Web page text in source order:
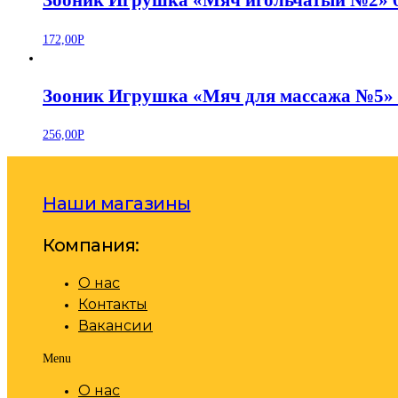
172,00Р
Зооник Игрушка «Мяч для массажа №5»
256,00Р
Наши магазины
Компания:
О нас
Контакты
Вакансии
Menu
О нас